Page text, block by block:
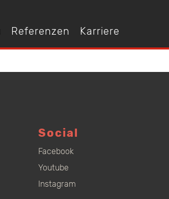
Referenzen Karriere
Social
Facebook
Youtube
Instagram